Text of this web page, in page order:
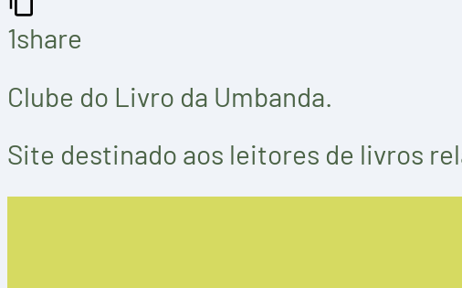
1share
Clube do Livro da Umbanda.
Site destinado aos leitores de livros